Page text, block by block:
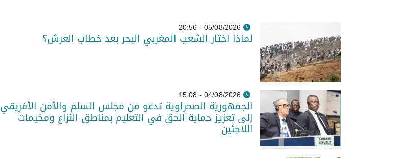
05/08/2026 - 20:56
لماذا اختار الشعب المغربي البحر بعد خطاب العرش؟
04/08/2026 - 15:08
الجمهورية الصحراوية تدعو من مجلس السلم والأمن الأفريقي
إلى تعزيز حماية الحق في التعليم بمناطق النزاع ومخيمات
اللاجئين